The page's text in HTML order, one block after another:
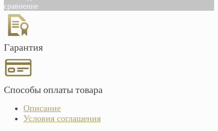
сравнение
Гарантия
Способы оплаты товара
Описание
Условия соглашения